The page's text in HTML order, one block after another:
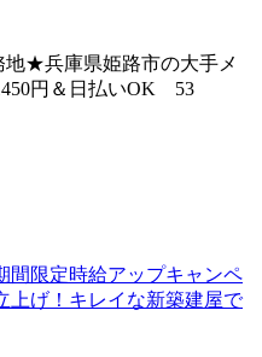
★兵庫県姫路市の大手メ
円＆日払いOK 53
間限定時給アップキャンペ
上げ！キレイな新築建屋で